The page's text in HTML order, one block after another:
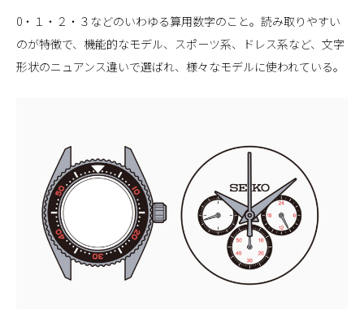
0・１・２・３などのいわゆる算用数字のこと。読み取りやすい
のが特徴で、機能的なモデル、スポーツ系、ドレス系など、文字
形状のニュアンス違いで選ばれ、様々なモデルに使われている。